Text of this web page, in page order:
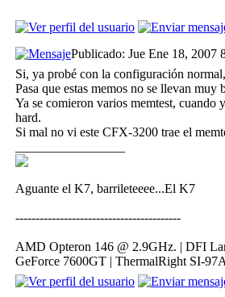
Publicado: Jue Ene 18, 2007
Si, ya probé con la configuración
Pasa que estas memos no se llevan
Ya se comieron varios memtest,
hard.
Si mal no vi este CFX-3200 trae el
Aguante el K7, barrileteeee...El K7
-----------------------------------------
AMD Opteron 146 @ 2.9GHz. | DFI
GeForce 7600GT | ThermalRight SI-